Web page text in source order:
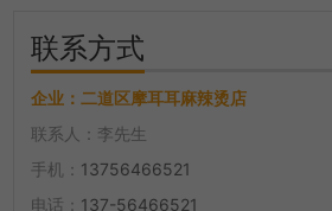
联系方式
企业：二道区摩耳耳麻辣烫店
联系人： 李先生
手机： 13756466521
电话： 137-56466521